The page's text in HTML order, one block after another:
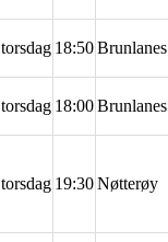
torsdag 18:50Brunlanes
torsdag 18:00Brunlanes
torsdag 19:30Nøtterøy